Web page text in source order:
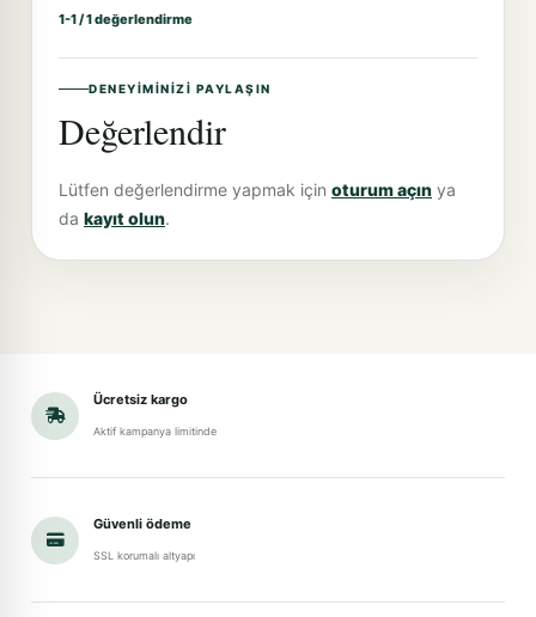
1-1 / 1 değerlendirme
DENEYIMINIZI PAYLAŞIN
Değerlendir
Lütfen değerlendirme yapmak için oturum açın ya
da kayıt olun.
Ücretsiz kargo
Aktif kampanya limitinde
Güvenli ödeme
SSL korumalı altyapı